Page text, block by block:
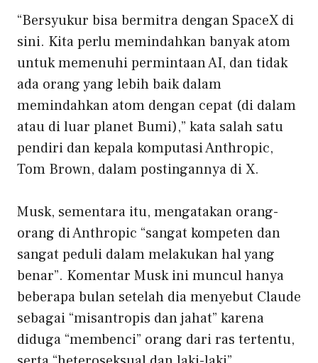
“Bersyukur bisa bermitra dengan SpaceX di
sini. Kita perlu memindahkan banyak atom
untuk memenuhi permintaan AI, dan tidak
ada orang yang lebih baik dalam
memindahkan atom dengan cepat (di dalam
atau di luar planet Bumi),” kata salah satu
pendiri dan kepala komputasi Anthropic,
Tom Brown, dalam postingannya di X.
Musk, sementara itu, mengatakan orang-
orang di Anthropic “sangat kompeten dan
sangat peduli dalam melakukan hal yang
benar”. Komentar Musk ini muncul hanya
beberapa bulan setelah dia menyebut Claude
sebagai “misantropis dan jahat” karena
diduga “membenci” orang dari ras tertentu,